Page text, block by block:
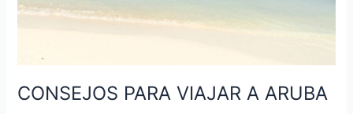
CONSEJOS PARA VIAJAR A ARUBA